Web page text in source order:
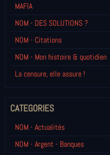
MAFIA
NOM - DES SOLUTIONS ?
NOM - Citations
NOM - Mon histoire & quotidien
La censure, elle assure !
CATEGORIES
NOM - Actualités
NOM - Argent - Banques